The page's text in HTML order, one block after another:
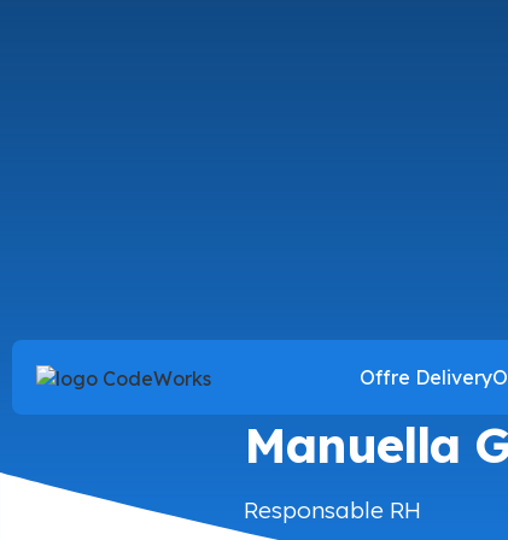
Offre Delivery
Manuella
Responsable RH